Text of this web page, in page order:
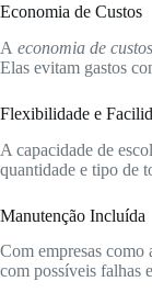
Economia de Custos
A economia de custos
Elas evitam gastos
Flexibilidade e
A capacidade de
quantidade e tipo de
Manutenção Incluída
Com empresas como
com possíveis falhas